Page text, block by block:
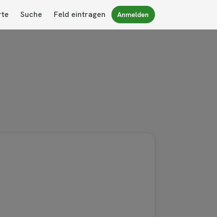
Suche Feld eintragen Anmelden